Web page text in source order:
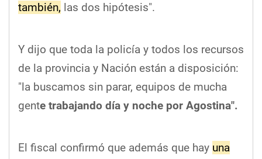
también, las dos hipótesis".
Y dijo que toda la policía y todos los recursos
de la provincia y Nación están a disposición:
"la buscamos sin parar, equipos de mucha
gente trabajando día y noche por Agostina".
El fiscal confirmó que además que hay una